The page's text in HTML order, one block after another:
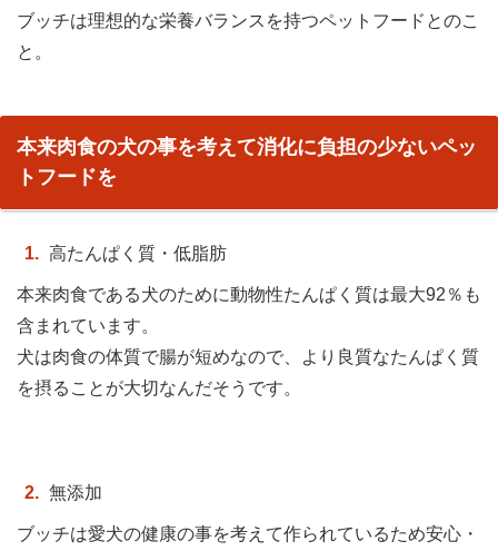
ブッチは理想的な栄養バランスを持つペットフードとのこ
と。
本来肉食の犬の事を考えて消化に負担の少ないペッ
トフードを
高たんぱく質・低脂肪
本来肉食である犬のために動物性たんぱく質は最大92％も
含まれています。
犬は肉食の体質で腸が短めなので、より良質なたんぱく質
を摂ることが大切なんだそうです。
無添加
ブッチは愛犬の健康の事を考えて作られているため安心・